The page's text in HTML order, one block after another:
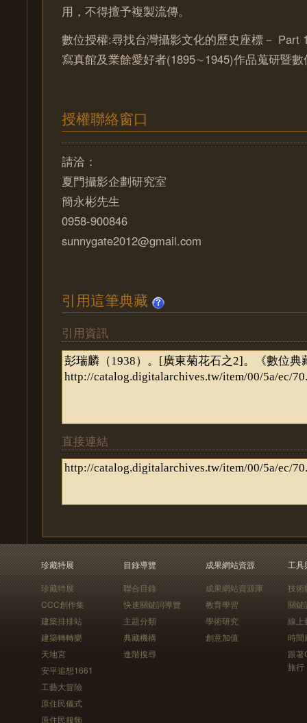
用，不得擅予複製流傳。
數位授權:尋找台灣攝影文化的歷史座標－ Part
寫真館及業餘愛好者(1895∼1945)作品蒐研暨
授權聯絡窗口
請洽：
夏門攝影企劃研究室
簡永彬先生
0958-900846
sunnygate2012@gmail.com
引用這筆典藏
引用資訊
直接連結
珍藏特展
珍藏特展
CCC創作集
建築排排站
建築轉轉樂
天地宮
安平追想1661
工藝大冒險
原住民儀式
原住民服飾
目錄導覽
聯合目錄
快速關鍵詞導覽
主題分類
典藏機構
進階搜尋
成果網站資源
成果網站資源庫
教育學習
學術研究
創意加值
工具
技術
關鍵
線上
時間
跟
旅行